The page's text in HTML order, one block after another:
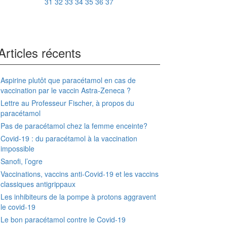
récents
Aspirine plutôt que paracétamol en cas de
vaccination par le vaccin Astra-Zeneca ?
Lettre au Professeur Fischer, à propos du
paracétamol
Pas de paracétamol chez la femme enceinte?
Covid-19 : du paracétamol à la vaccination
impossible
Sanofi, l’ogre
Vaccinations, vaccins anti-Covid-19 et les vaccins
classiques antigrippaux
Les inhibiteurs de la pompe à protons aggravent
le covid-19
Le bon paracétamol contre le Covid-19